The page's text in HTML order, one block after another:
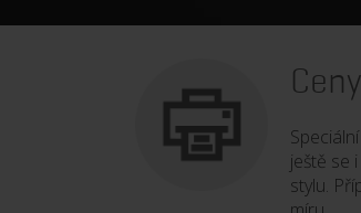
ještě se
stylu.